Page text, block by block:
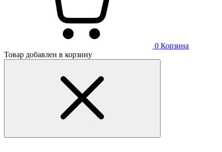
0 Корзина
Товар добавлен в корзину